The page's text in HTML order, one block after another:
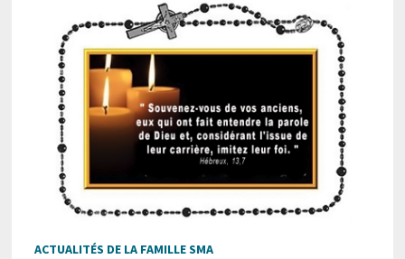
ACTUALITÉS DE LA FAMILLE SMA